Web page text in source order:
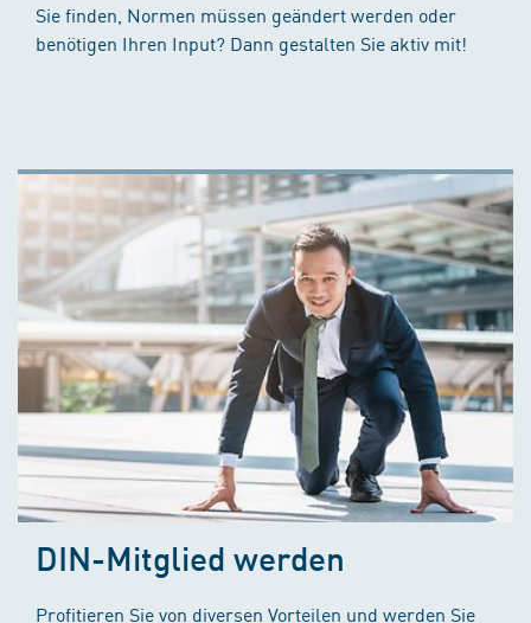
Sie finden, Normen müssen geändert werden oder
benötigen Ihren Input? Dann gestalten Sie aktiv mit!
DIN-Mitglied werden
Profitieren Sie von diversen Vorteilen und werden Sie